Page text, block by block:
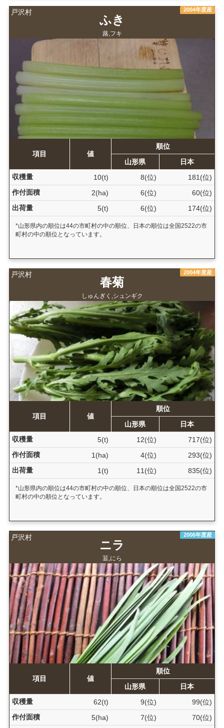
戸沢村 2004年度産
ふき
蕗,フキ
項目 値
順位
山形県
日本
収穫量
10(t) 8(位)
181(位)
作付面積
2(ha) 6(位)
60(位)
出荷量
5(t) 6(位) 174(位)
*山形県内の順位は44の市町村の中の順位、日本の順位は全国2522の市
町村の中の順位となっています。
戸沢村 2004年度産
春菊
しゅんぎく,シュンギク
項目 値
順位
山形県
日本
収穫量
5(t) 12(位)
717(位)
作付面積
1(ha) 4(位)
293(位)
出荷量
1(t) 11(位) 835(位)
*山形県内の順位は44の市町村の中の順位、日本の順位は全国2522の市
町村の中の順位となっています。
戸沢村 2006年度産
ニラ
韮,にら
項目 値
順位
山形県
日本
収穫量
62(t) 9(位)
99(位)
作付面積
5(ha) 7(位)
70(位)